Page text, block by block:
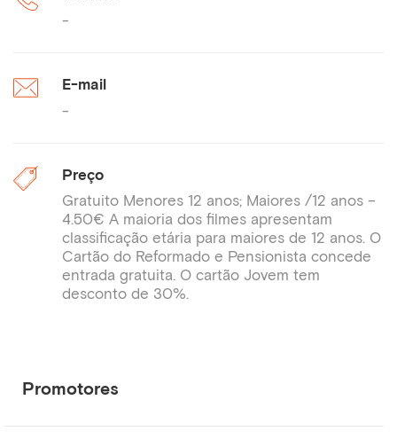
-
E-mail
-
Preço
Gratuito Menores 12 anos; Maiores /12 anos –
4.50€ A maioria dos filmes apresentam
classificação etária para maiores de 12 anos. O
Cartão do Reformado e Pensionista concede
entrada gratuita. O cartão Jovem tem
desconto de 30%.
Promotores